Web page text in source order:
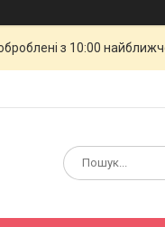
з 10:00